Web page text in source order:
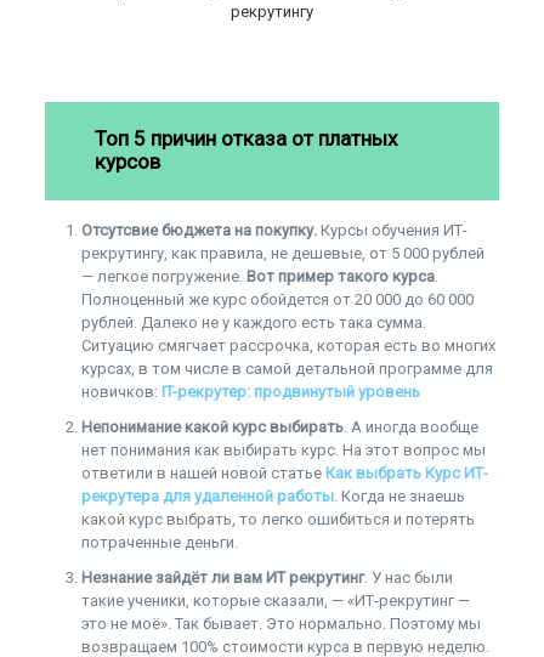
рекрутингу
Топ 5 причин отказа от платных
курсов
Отсутсвие бюджета на покупку. Курсы обучения ИТ-
рекрутингу, как правила, не дешевые, от 5 000 рублей
— легкое погружение.Вот пример такого курса
Полноценный же курс обойдется от 20 000 до 60 000
рублей. Далеко не у каждого есть така сумма.
Ситуацию смягчает рассрочка, которая есть во многих
курсах, в том числе в самой детальной программе для
новичков: IT-рекрутер: продвинутый уровень
Непонимание какой курс выбирать . А иногда вообще
нет понимания как выбирать курс. На этот вопрос мы
ответили в нашей новой статьеКак выбрать Курс ИТ-
рекрутера для удаленной работы . Когда не знаешь
какой курс выбрать, то легко ошибиться и потерять
потраченные деньги.
Незнание зайдёт ли вам ИТ рекрутинг. У нас были
такие ученики, которые сказали, — «ИТ-рекрутинг —
это не моё». Так бывает. Это нормально. Поэтому мы
возвращаем 100% стоимости курса в первую неделю.